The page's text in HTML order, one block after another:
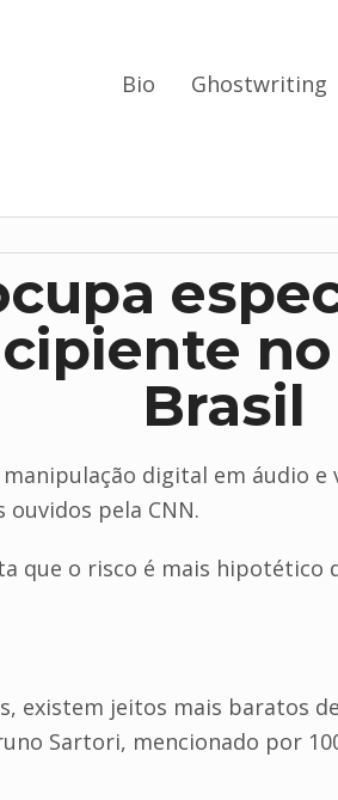
Bio Ghostwriting
Brasil
digital em áudio
pela CNN.
que o risco é mais hipotético
existem jeitos mais baratos
Sartori, mencionado por